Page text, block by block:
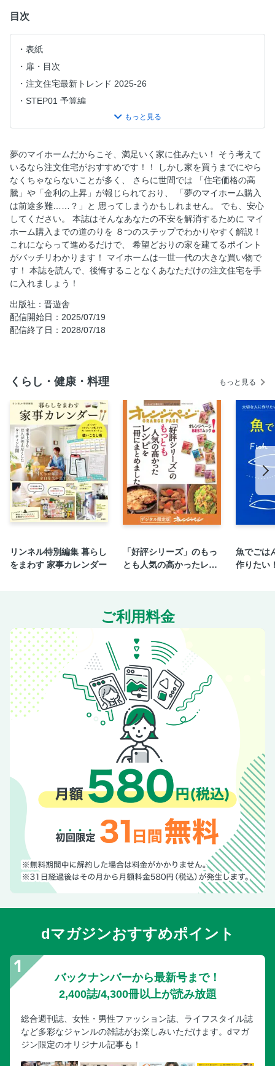
目次
表紙
扉・目次
注文住宅最新トレンド 2025-26
STEP01 予算編
STEP03 土地・環境選び編
STEP04 施工会社・ハウスメーカー編
STEP05 契約編
STEP06 住宅ローン編
STEP07 引き渡し・入居編
STEP08 購入後手続き編
建築素材＆住宅設備の選び方
得最強ランキング2025
価格がわかる！注文住宅事例
注文住宅コストダウンのお得技
夢のマイホームだからこそ、満足いく家に住みたい！ そう考えて
いるなら注文住宅がおすすめです！！ しかし家を買うまでにやら
なくちゃならないことが多く、 さらに世間では 「住宅価格の高
騰」や「金利の上昇」が報じられており、 「夢のマイホーム購入
は前途多難……？」と 思ってしまうかもしれません。 でも、安心
してください。 本誌はそんなあなたの不安を解消するために マイ
ホーム購入までの道のりを ８つのステップでわかりやすく解説！
これにならって進めるだけで、 希望どおりの家を建てるポイント
がバッチリわかります！ マイホームは一世一代の大きな買い物で
す！ 本誌を読んで、後悔することなくあなただけの注文住宅を手
に入れましょう！
出版社：晋遊舎
配信開始日：2025/07/19
配信終了日：2028/07/18
くらし・健康・料理 もっと見る
リンネル特別編集 暮らし
をまわす 家事カレンダー
「好評シリーズ」のもっ
とも人気の高かったレシ
魚でごは
作りたい
ご利用料金
dマガジンおすすめポイント
バックナンバーから最新号まで！
2,400誌/4,300冊以上が読み放題
総合週刊誌、女性・男性ファッション誌、ライフスタイル誌
など多彩なジャンルの雑誌がお楽しみいただけます。dマガ
ジン限定のオリジナル記事も！